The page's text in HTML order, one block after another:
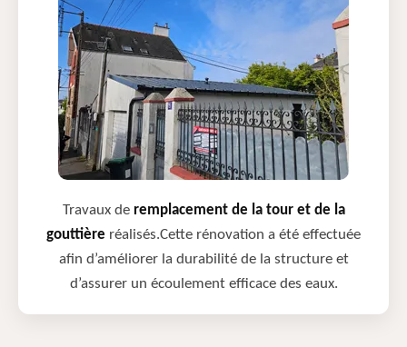
Travaux de remplacement de la tour et de la
gouttière réalisés.Cette rénovation a été effectuée
afin d’améliorer la durabilité de la structure et
d’assurer un écoulement efficace des eaux.